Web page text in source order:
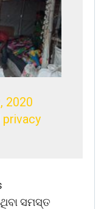
2020
ସମସ୍ତ